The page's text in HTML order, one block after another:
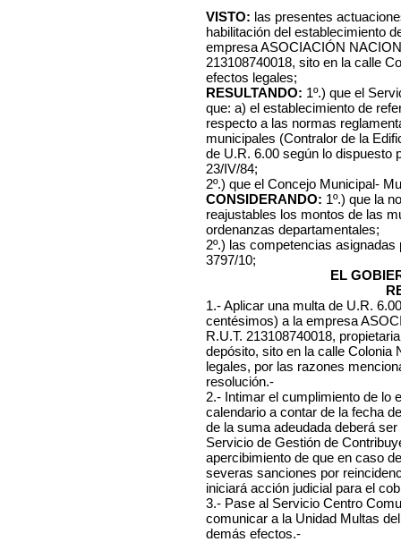
VISTO: las presentes
habilitación del establecimiento
empresa ASOCIACIÓN
213108740018, sito en la calle
efectos legales;
RESULTANDO: 1º.) que el
que: a) el establecimiento de
respecto a las normas
municipales (Contralor de la
de U.R. 6.00 según lo dispuesto
23/IV/84;
2º.) que el Concejo Municipal-
CONSIDERANDO: 1º.) que la
reajustables los montos de las
ordenanzas departamentales;
2º.) las competencias
3797/10;
EL
1.- Aplicar una multa de U.R.
centésimos) a la empresa
R.U.T. 213108740018,
depósito, sito en la calle Colonia
legales, por las razones
resolución.-
2.- Intimar el cumplimiento de lo
calendario a contar de la fecha
de la suma adeudada deberá
Servicio de Gestión de
apercibimiento de que en caso
severas sanciones por
iniciará acción judicial para el
3.- Pase al Servicio Centro
comunicar a la Unidad Multas
demás efectos.-